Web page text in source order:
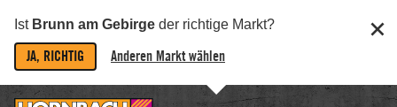
Ist Brunn am Gebirge der richtige Markt?
JA, RICHTIG Anderen Markt wählen